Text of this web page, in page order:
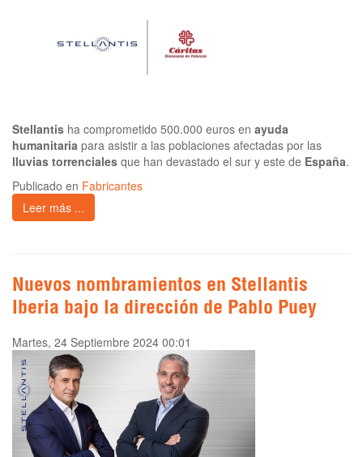
Stellantis ha comprometido 500.000 euros en ayuda
humanitaria para asistir a las poblaciones afectadas por las
lluvias torrenciales que han devastado el sur y este de España.
Publicado en Fabricantes
Leer más ...
Nuevos nombramientos en Stellantis
Iberia bajo la dirección de Pablo Puey
Martes, 24 Septiembre 2024 00:01